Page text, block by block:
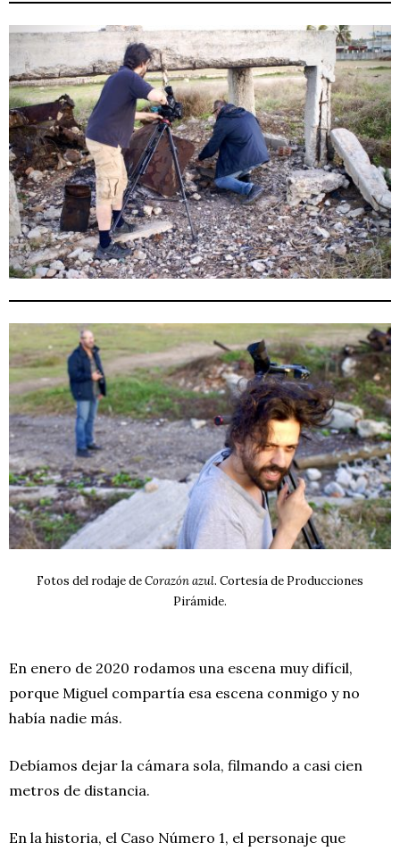
Fotos del rodaje deCorazón azul. Cortesía de Producciones
Pirámide.
En enero de 2020 rodamos una escena muy difícil,
porque Miguel compartía esa escena conmigo y no
había nadie más.
Debíamos dejar la cámara sola, filmando a casi cien
metros de distancia.
En la historia, el Caso Número 1, el personaje que